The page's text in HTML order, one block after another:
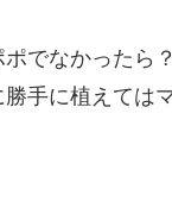
でなかったら？
手に植えては